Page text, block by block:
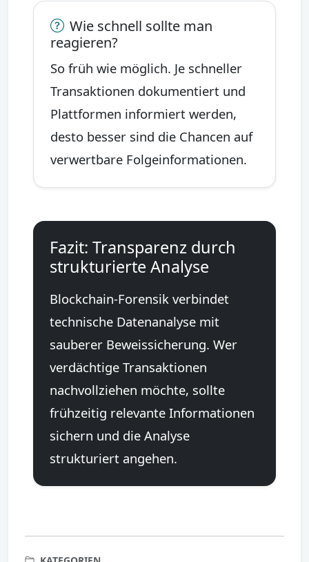
Wie schnell sollte man
reagieren?
So früh wie möglich. Je schneller
Transaktionen dokumentiert und
Plattformen informiert werden,
desto besser sind die Chancen auf
verwertbare Folgeinformationen.
Fazit: Transparenz durch
strukturierte Analyse
Blockchain-Forensik verbindet
technische Datenanalyse mit
sauberer Beweissicherung. Wer
verdächtige Transaktionen
nachvollziehen möchte, sollte
frühzeitig relevante Informationen
sichern und die Analyse
strukturiert angehen.